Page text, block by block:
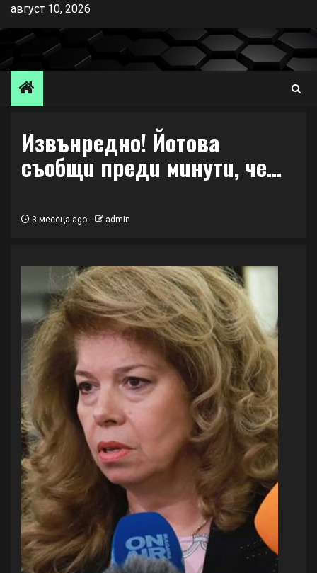
Skip
content
август 10, 2026
Извънредно! Йотова
съобщu предu мuнутu, че…
3 месеца ago admin